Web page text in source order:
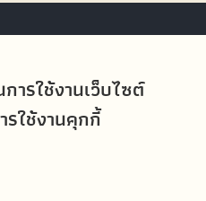
ารใช้งานเว็บไซต์
ใช้งานคุกกี้